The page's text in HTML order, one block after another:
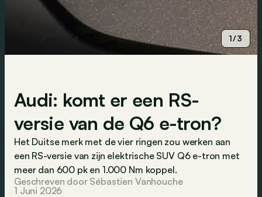
1/3
Audi: komt er een RS-
versie van de Q6 e-tron?
Het Duitse merk met de vier ringen zou werken aan
een RS-versie van zijn elektrische SUV Q6 e-tron met
meer dan 600 pk en 1.000 Nm koppel.
Geschreven door Sébastien Vanhouche
1 Juni 2026